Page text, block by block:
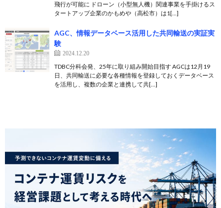
飛行が可能に ドローン（小型無人機）関連事業を手掛けるス
タートアップ企業のかもめや（高松市）は1[…]
AGC、情報データベース活用した共同輸送の実証実
験
2024.12.20
TDBC分科会発、25年に取り組み開始目指す AGCは12月19
日、共同輸送に必要な各種情報を登録しておくデータベース
を活用し、複数の企業と連携して共[…]